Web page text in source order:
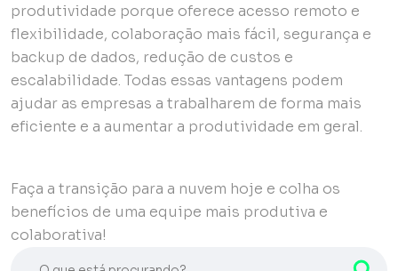
produtividade porque oferece acesso remoto e
flexibilidade, colaboração mais fácil, segurança e
backup de dados, redução de custos e
escalabilidade. Todas essas vantagens podem
ajudar as empresas a trabalharem de forma mais
eficiente e a aumentar a produtividade em geral.
Faça a transição para a nuvem hoje e colha os
benefícios de uma equipe mais produtiva e
colaborativa!